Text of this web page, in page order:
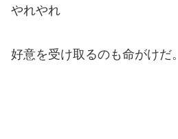
やれやれ
好意を受け取るのも命がけだ。